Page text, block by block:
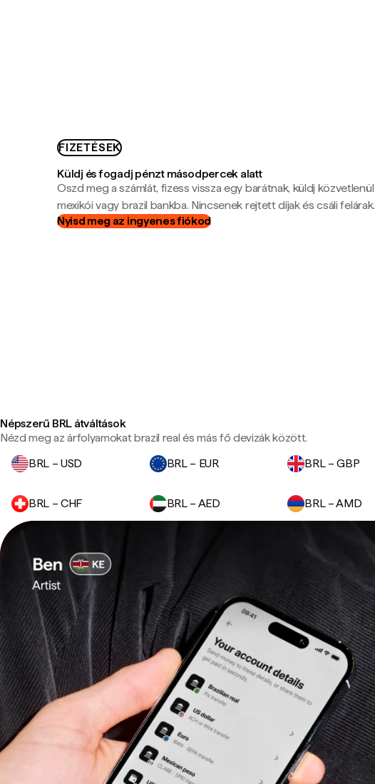
FIZETÉSEK
Küldj és fogadj pénzt másodpercek alatt
Oszd meg a számlát, fizess vissza egy barátnak, küldj közvetlenül
mexikói vagy brazil bankba. Nincsenek rejtett díjak és csáli felárak.
Nyisd meg az ingyenes fiókod
Népszerű BRL átváltások
Nézd meg az árfolyamokat brazil real és más fő devizák között.
BRL – USD
BRL – EUR BRL – GBP
BRL – CHF BRL – AED BRL – AMD